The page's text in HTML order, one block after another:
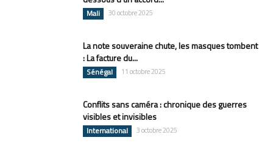
Mali 30 octobre 2025
La note souveraine chute, les masques tombent
: La facture du...
Sénégal 11 octobre 2025
Conflits sans caméra : chronique des guerres
visibles et invisibles
International 3 octobre 2025